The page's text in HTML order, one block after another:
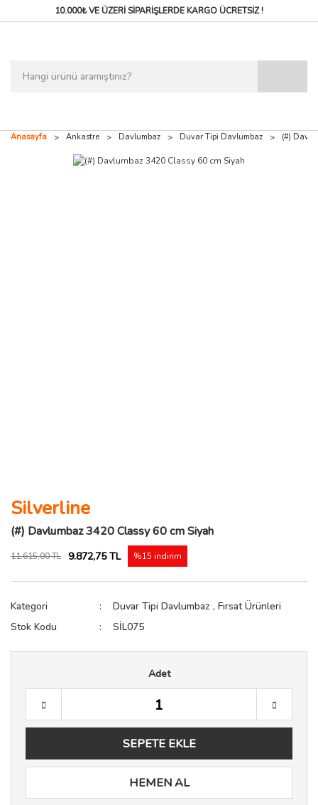
10.000₺ VE ÜZERİ SİPARİŞLERDEKARGO ÜCRETSİZ !
Anasayfa Ankastre Davlumbaz Duvar Tipi Davlumbaz (#)
Silverline
(#) Davlumbaz 3420 Classy 60 cm Siyah
11.615,00 TL 9.872,75 TL %15 indirim
Kategori Duvar Tipi Davlumbaz ,Fırsat Ürünleri
Stok Kodu
SİL075
Adet
SEPETE EKLE
HEMEN AL